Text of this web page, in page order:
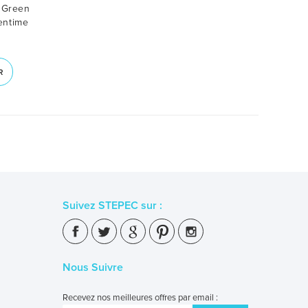
Suivez STEPEC sur :
Nous Suivre
Recevez nos meilleures offres par email :